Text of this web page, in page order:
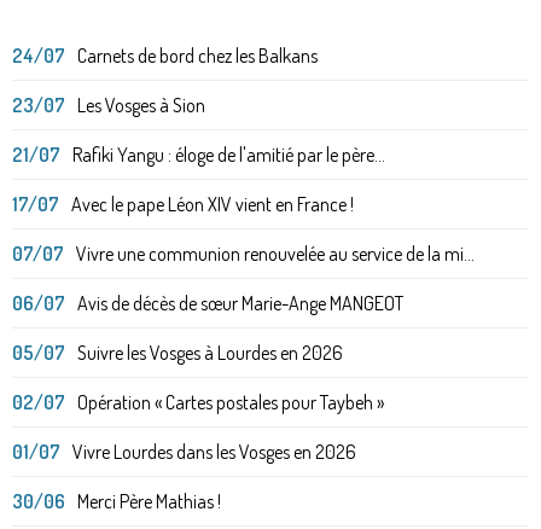
24/07 Carnets de bord chez les Balkans
23/07 Les Vosges à Sion
21/07 Rafiki Yangu : éloge de l'amitié par le père...
17/07 Avec le pape Léon XIV vient en France !
07/07 Vivre une communion renouvelée au service de la mi...
06/07 Avis de décès de sœur Marie-Ange MANGEOT
05/07 Suivre les Vosges à Lourdes en 2026
02/07 Opération « Cartes postales pour Taybeh »
01/07 Vivre Lourdes dans les Vosges en 2026
30/06 Merci Père Mathias !